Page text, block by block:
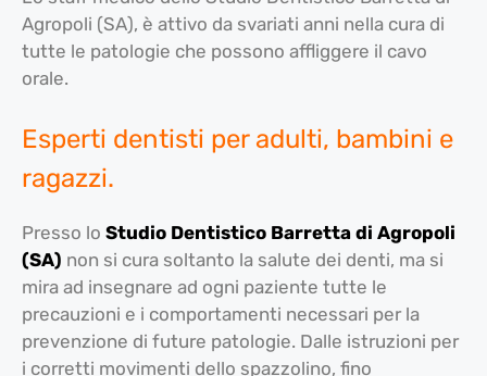
Agropoli (SA), è attivo da svariati anni nella cura di
tutte le patologie che possono affliggere il cavo
orale.
Esperti dentisti per adulti, bambini e
ragazzi.
Presso lo Studio Dentistico Barretta di Agropoli
(SA) non si cura soltanto la salute dei denti, ma si
mira ad insegnare ad ogni paziente tutte le
precauzioni e i comportamenti necessari per la
prevenzione di future patologie. Dalle istruzioni per
i corretti movimenti dello spazzolino, fino